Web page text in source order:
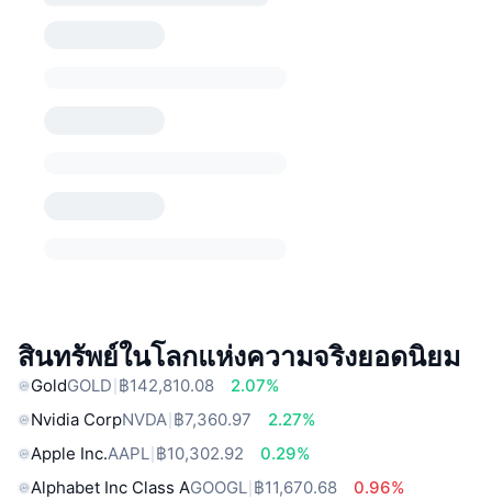
สินทรัพย์ในโลกแห่งความจริงยอดนิยม
GoldGOLD ฿142,810.08
2.07%
Nvidia CorpNVDA ฿7,360.97
2.27%
Apple Inc.AAPL ฿10,302.92
0.29%
Alphabet Inc Class AGOOGL ฿11,670.68
0.96%